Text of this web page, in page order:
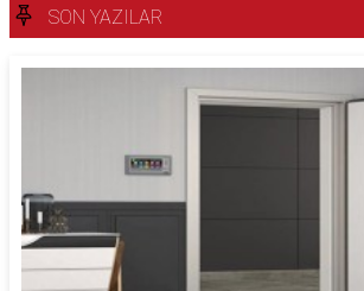
SON YAZILAR